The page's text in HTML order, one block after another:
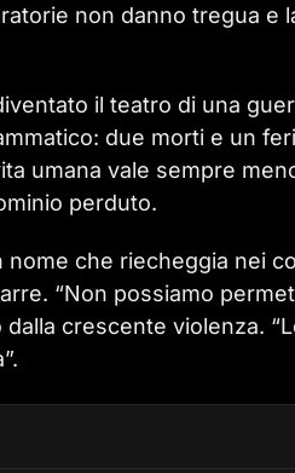
non danno tregua e
il teatro di una
due morti e un
umana vale sempre
perduto.
che riecheggia nei
“Non possiamo
crescente violenza.